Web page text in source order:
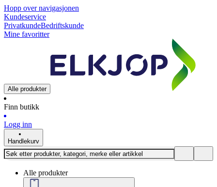
Hopp over navigasjonen
Kundeservice
PrivatkundeBedriftskunde
Mine favoritter
Alle produkter
Finn butikk
Logg inn
Handlekurv
Alle produkter